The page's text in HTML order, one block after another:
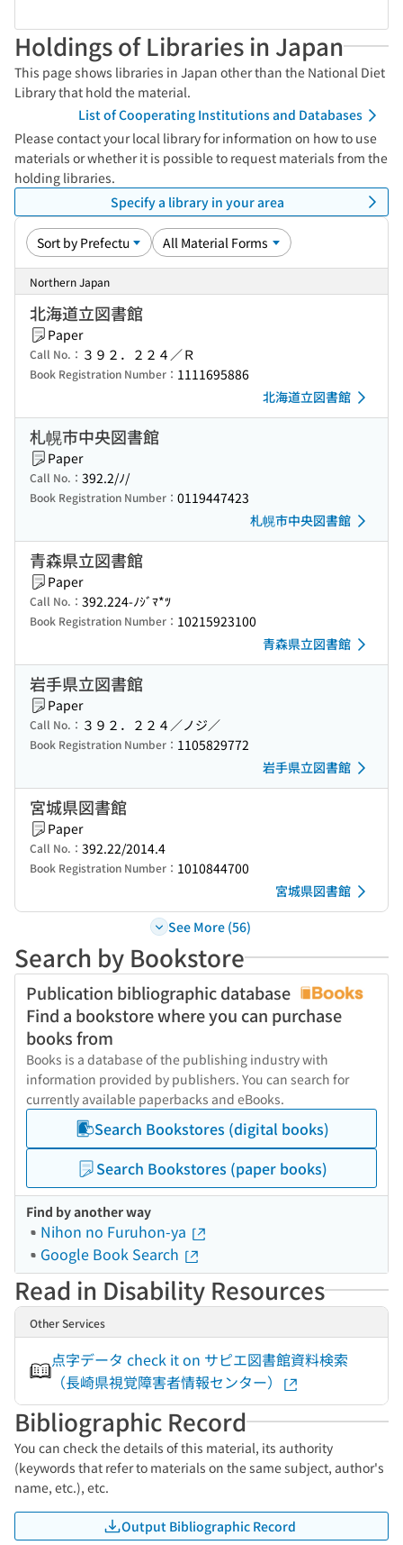
Holdings of Libraries in Japan
This page shows libraries in Japan other than the National Diet
Library that hold the material.
List of Cooperating Institutions and Databases
Please contact your local library for information on how to use
materials or whether it is possible to request materials from the
holding libraries.
Specify a library in your area
Northern Japan
北海道立図書館
Paper
Call No.： ３９２．２２４／Ｒ
Book Registration Number： 1111695886
北海道立図書館
札幌市中央図書館
Paper
Call No.： 392.2/ﾉ/
Book Registration Number： 0119447423
札幌市中央図書館
青森県立図書館
Paper
Call No.： 392.224-ﾉｼﾞﾏ*ﾂ
Book Registration Number： 10215923100
青森県立図書館
岩手県立図書館
Paper
Call No.： ３９２．２２４／ノジ／
Book Registration Number： 1105829772
岩手県立図書館
宮城県図書館
Paper
Call No.： 392.22/2014.4
Book Registration Number： 1010844700
宮城県図書館
See More (56)
Search by Bookstore
Publication bibliographic database
Find a bookstore where you can purchase
books from
Books is a database of the publishing industry with
information provided by publishers. You can search for
currently available paperbacks and eBooks.
Search Bookstores (digital books)
Search Bookstores (paper books)
Find by another way
Nihon no Furuhon-ya
Google Book Search
Read in Disability Resources
Other Services
点字データ check it on サピエ図書館資料検索
（長崎県視覚障害者情報センター）
Bibliographic Record
You can check the details of this material, its authority
(keywords that refer to materials on the same subject, author's
name, etc.), etc.
Output Bibliographic Record